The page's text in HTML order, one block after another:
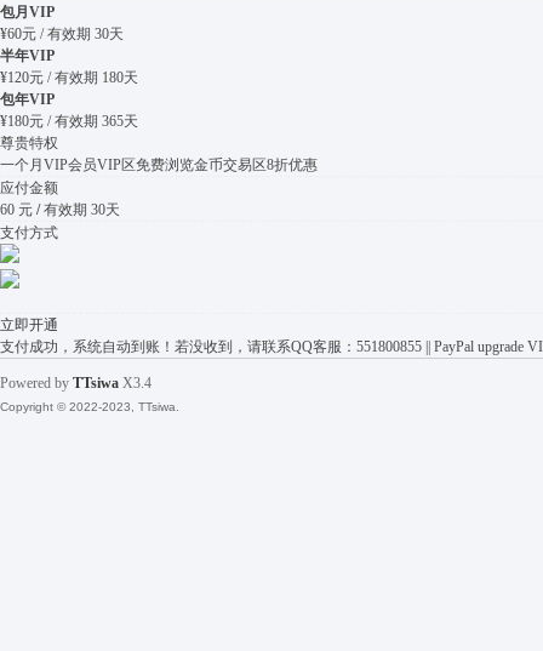
包月VIP
¥60元 / 有效期 30天
半年VIP
¥120元 / 有效期 180天
包年VIP
¥180元 / 有效期 365天
尊贵特权
一个月VIP会员VIP区免费浏览金币交易区8折优惠
应付金额
60 元 /有效期 30天
支付方式
立即开通
支付成功，系统自动到账！若没收到，请联系QQ客服：551800855 || PayPal upgrade
Powered by TTsiwa X3.4
Copyright © 2022-2023, TTsiwa.